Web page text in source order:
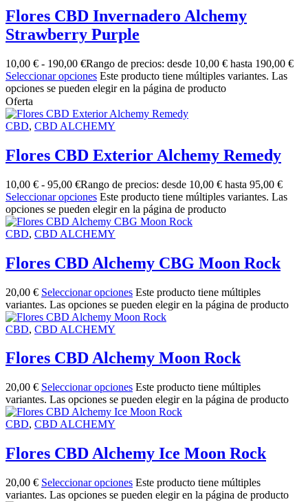
Flores CBD Invernadero Alchemy
Strawberry Purple
10,00 € - 190,00 €Rango de precios: desde 10,00 € hasta 190,00 €
Seleccionar opciones Este producto tiene múltiples variantes. Las
opciones se pueden elegir en la página de producto
Oferta
CBD, CBD ALCHEMY
Flores CBD Exterior Alchemy Remedy
10,00 € - 95,00 €Rango de precios: desde 10,00 € hasta 95,00 €
Seleccionar opciones Este producto tiene múltiples variantes. Las
opciones se pueden elegir en la página de producto
CBD, CBD ALCHEMY
Flores CBD Alchemy CBG Moon Rock
20,00 € Seleccionar opciones Este producto tiene múltiples
variantes. Las opciones se pueden elegir en la página de producto
CBD, CBD ALCHEMY
Flores CBD Alchemy Moon Rock
20,00 € Seleccionar opciones Este producto tiene múltiples
variantes. Las opciones se pueden elegir en la página de producto
CBD, CBD ALCHEMY
Flores CBD Alchemy Ice Moon Rock
20,00 € Seleccionar opciones Este producto tiene múltiples
variantes. Las opciones se pueden elegir en la página de producto